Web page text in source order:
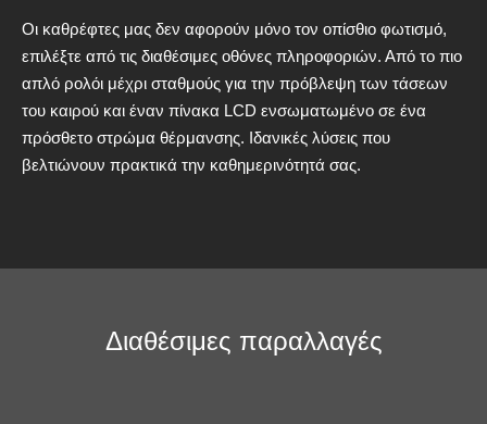
Οι καθρέφτες μας δεν αφορούν μόνο τον οπίσθιο φωτισμό,
επιλέξτε από τις διαθέσιμες οθόνες πληροφοριών. Από το πιο
απλό ρολόι μέχρι σταθμούς για την πρόβλεψη των τάσεων
του καιρού και έναν πίνακα LCD ενσωματωμένο σε ένα
πρόσθετο στρώμα θέρμανσης. Ιδανικές λύσεις που
βελτιώνουν πρακτικά την καθημερινότητά σας.
Διαθέσιμες παραλλαγές